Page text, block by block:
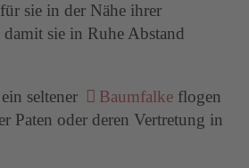
sie in der Nähe ihrer
sie in Ruhe Abstand
seltener Baumfalke flogen
Paten oder deren Vertretung in